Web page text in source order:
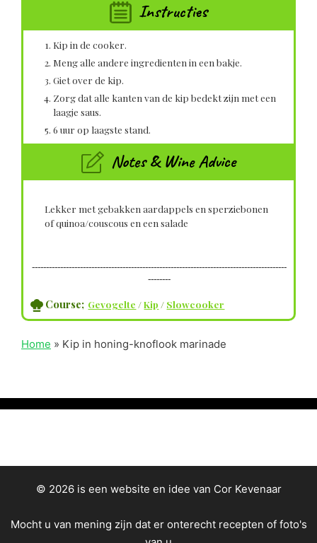
Instructies
Kip in de cooker.
Meng alle andere ingredienten in een bakje.
Giet over de kip.
Zorg dat alle kanten van de kip bedekt zijn met een
laagje saus.
6 uur op laagste stand.
Notes & Wine Advice
Lekker met gebakken aardappels en sperziebonen
of quinoa/couscous en een salade
------------------------------------------------------------------------------------------
--------
Course; Gevogelte /Kip / Slowcooker
Home » Kip in honing-knoflook marinade
© 2026 is een website en idee van Cor Kevenaar
Mocht u van mening zijn dat er onterecht recepten of foto's